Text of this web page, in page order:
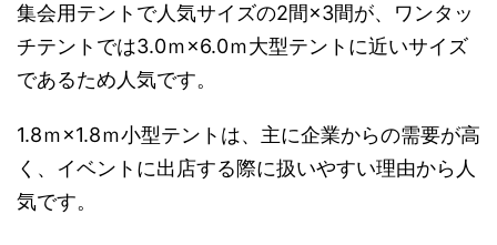
集会用テントで人気サイズの2間×3間が、ワンタッ
チテントでは3.0ｍ×6.0ｍ大型テントに近いサイズ
であるため人気です。
1.8ｍ×1.8ｍ小型テントは、主に企業からの需要が高
く、イベントに出店する際に扱いやすい理由から人
気です。